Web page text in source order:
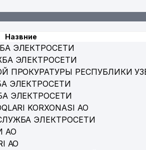
И ЛЕГКОЙ ПРОМЫШЛЕННОСТИ (ТИТЛП)
Назвние
ЭЛЕКТРОСЕТИ
ЭЛЕКТРОСЕТИ
ПРОКУРАТУРЫ РЕСПУБЛИКИ
ЭЛЕКТРОСЕТИ
ЭЛЕКТРОСЕТИ
KORXONASI АО
ЭЛЕКТРОСЕТИ
АО
АО